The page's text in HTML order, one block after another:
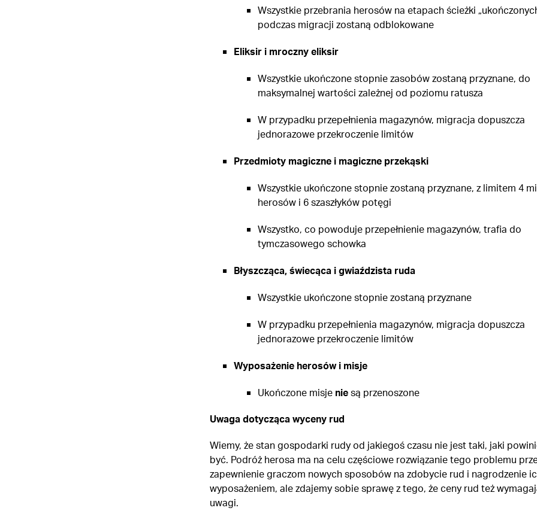
Wszystkie przebrania herosów na etapach ścieżki
podczas migracji zostaną odblokowane
Eliksir i mroczny eliksir
Wszystkie ukończone stopnie zasobów zostaną przyznane, do
maksymalnej wartości zależnej od poziomu ratusza
W przypadku przepełnienia magazynów, migracja dopuszcza
jednorazowe przekroczenie limitów
Przedmioty magiczne i magiczne przekąski
Wszystkie ukończone stopnie zostaną przyznane, z limitem 4
herosów i 6 szaszłyków potęgi
Wszystko, co powoduje przepełnienie magazynów, trafia do
tymczasowego schowka
Błyszcząca, świecąca i gwiaździsta ruda
Wszystkie ukończone stopnie zostaną przyznane
W przypadku przepełnienia magazynów, migracja dopuszcza
jednorazowe przekroczenie limitów
Wyposażenie herosów i misje
Ukończone misje niesą przenoszone
Uwaga dotycząca wyceny rud
Wiemy, że stan gospodarki rudy od jakiegoś czasu nie jest taki, jaki
być. Podróż herosa ma na celu częściowe rozwiązanie tego problemu
zapewnienie graczom nowych sposobów na zdobycie rud i nagrodzenie
wyposażeniem, ale zdajemy sobie sprawę z tego, że ceny rud też
uwagi.